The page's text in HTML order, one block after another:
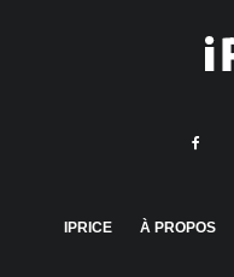
IPRICE À PROPOS